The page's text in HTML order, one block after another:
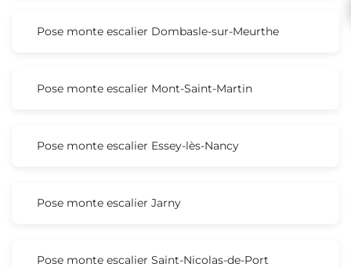
Pose monte escalier Dombasle-sur-Meurthe
Pose monte escalier Mont-Saint-Martin
Pose monte escalier Essey-lès-Nancy
Pose monte escalier Jarny
Pose monte escalier Saint-Nicolas-de-Port